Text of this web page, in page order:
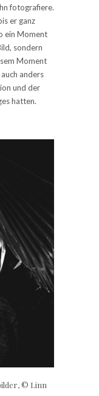
fotografiere.
er ganz
ein Moment
sondern
Moment
anders
und der
hatten.
© Linn